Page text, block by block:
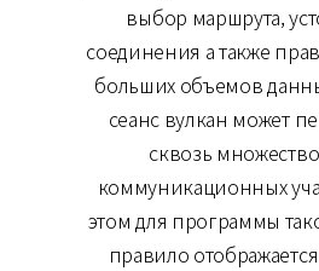
выбор маршрута,
соединения а также
больших объемов
сеанс вулкан может
сквозь
коммуникационных
этом для программы
правило